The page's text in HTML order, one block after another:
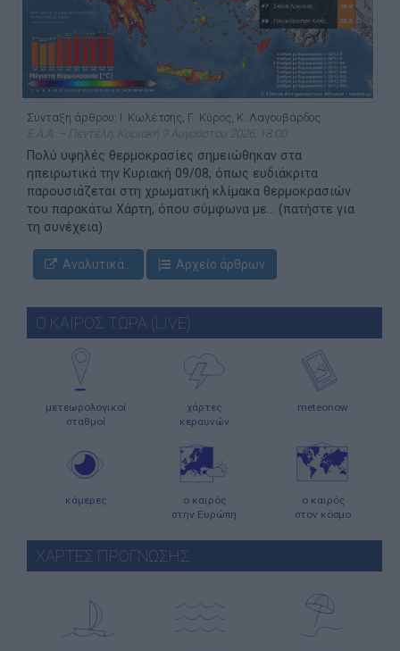
Σύνταξη άρθρου: Ι. Κωλέτσης, Γ. Κύρος, Κ. Λαγουβάρδος
Ε.Α.Α. – Πεντέλη, Κυριακή 9 Αυγούστου 2026, 18:00
Πολύ υψηλές θερμοκρασίες σημειώθηκαν στα
ηπειρωτικά την Κυριακή 09/08, όπως ευδιάκριτα
παρουσιάζεται στη χρωματική κλίμακα θερμοκρασιών
του παρακάτω Χάρτη, όπου σύμφωνα με... (πατήστε για
τη συνέχεια)
Αναλυτικά... Αρχείο άρθρων
Ο ΚΑΙΡΟΣ ΤΩΡΑ (LIVE)
μετεωρολογικοί
σταθμοί
χάρτες
κεραυνών
meteonow
κάμερες
ο καιρός
στην Ευρώπη
ο καιρός
στον κόσμο
ΧΑΡΤΕΣ ΠΡΟΓΝΩΣΗΣ